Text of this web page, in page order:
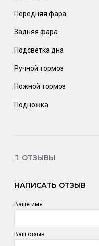
Передняя фара
Задняя фара
Подсветка дна
Ручной тормоз
Ножной тормоз
Подножка
ОТЗЫВЫ
НАПИСАТЬ ОТЗЫВ
Ваше имя:
Ваш отзыв